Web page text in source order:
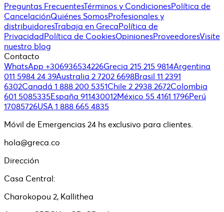
Preguntas FrecuentesTérminos y CondicionesPolítica de
CancelaciónQuiénes SomosProfesionales y
distribuidoresTrabaja en GrecaPolítica de
PrivacidadPolítica de CookiesOpinionesProveedoresVisite
nuestro blog
Contacto
WhatsApp +306936534226Grecia 215 215 9814Argentina
011 5984 24 39Australia 2 7202 6698Brasil 11 2391
6302Canadá 1 888 200 5351Chile 2 2938 2672Colombia
601 5085335España 911430012México 55 4161 1796Perú
17085726USA 1 888 665 4835
Móvil de Emergencias 24 hs exclusivo para clientes.
hola@greca.co
Dirección
Casa Central:
Charokopou 2, Kallithea